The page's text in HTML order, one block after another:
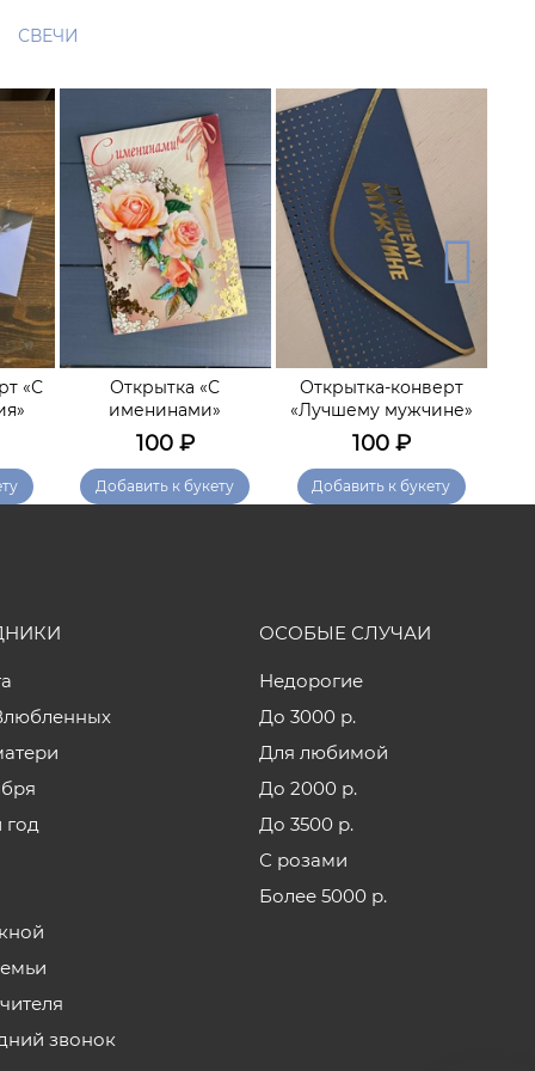
СВЕЧИ
«С
Открытка «С
именинами»
100₽
Добавить к букету
Открытка-конверт
«Лучшему мужчине»
100₽
Добавить к букету
год
звонок
ОСОБЫЕ СЛУЧАИ
Недорогие
До 3000 р.
Для любимой
До 2000 р.
До 3500 р.
С розами
Более 5000 р.